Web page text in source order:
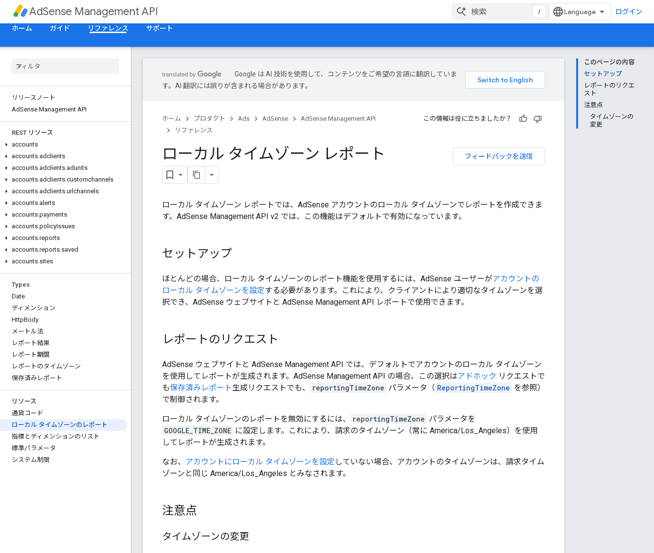
AdSense Management API / ログイン
ホーム ガイド リファレンス サポート
リリースノート
AdSense Management API
REST リソース
accounts
accounts.adclients
accounts.adclients.adunits
accounts.adclients.customchannels
accounts.adclients.urlchannels
accounts.alerts
accounts.payments
accounts.policyIssues
accounts.reports
accounts.reports.saved
accounts.sites
Types
Date
ディメンション
HttpBody
メートル法
レポート結果
レポート期間
レポートのタイムゾーン
保存済みレポート
リソース
通貨コード
ローカル タイムゾーンのレポート
指標とディメンションのリスト
標準パラメータ
システム制限
このページの内容
セットアップ
レポートのリクエ
スト
注意点
タイムゾーンの
変更
Google は AI 技術を使用して、コンテンツをご希望の言語に翻訳していま
す。AI 翻訳には誤りが含まれる場合があります。
ホーム プロダクト Ads AdSense
AdSense Management API
リファレンス
この情報は役に立ちましたか？
フィードバックを送信
ローカル タイムゾーン レポート
ローカル タイムゾーン レポートでは、AdSense アカウントのローカル タイムゾーンでレポートを作成できま
す。AdSense Management API v2 では、この機能はデフォルトで有効になっています。
セットアップ
ほとんどの場合、ローカル タイムゾーンのレポート機能を使用するには、AdSense ユーザーがアカウントの
ローカル タイムゾーンを設定する必要があります。これにより、クライアントにより適切なタイムゾーンを選
択でき、AdSense ウェブサイトと AdSense Management API レポートで使用できます。
レポートのリクエスト
AdSense ウェブサイトと AdSense Management API では、デフォルトでアカウントのローカル タイムゾーン
を使用してレポートが生成されます。AdSense Management API の場合、この選択はアドホック リクエストで
も保存済みレポート生成リクエストでも、 reportingTimeZone パラメータ（ ReportingTimeZone を参照）
で制御されます。
ローカル タイムゾーンのレポートを無効にするには、 reportingTimeZone パラメータを
GOOGLE_TIME_ZONE に設定します。これにより、請求のタイムゾーン（常に America/Los_Angeles）を使用
してレポートが生成されます。
なお、 アカウントにローカル タイムゾーンを設定 していない場合、アカウントのタイムゾーンは、請求タイム
ゾーンと同じ America/Los_Angeles とみなされます。
注意点
タイムゾーンの変更